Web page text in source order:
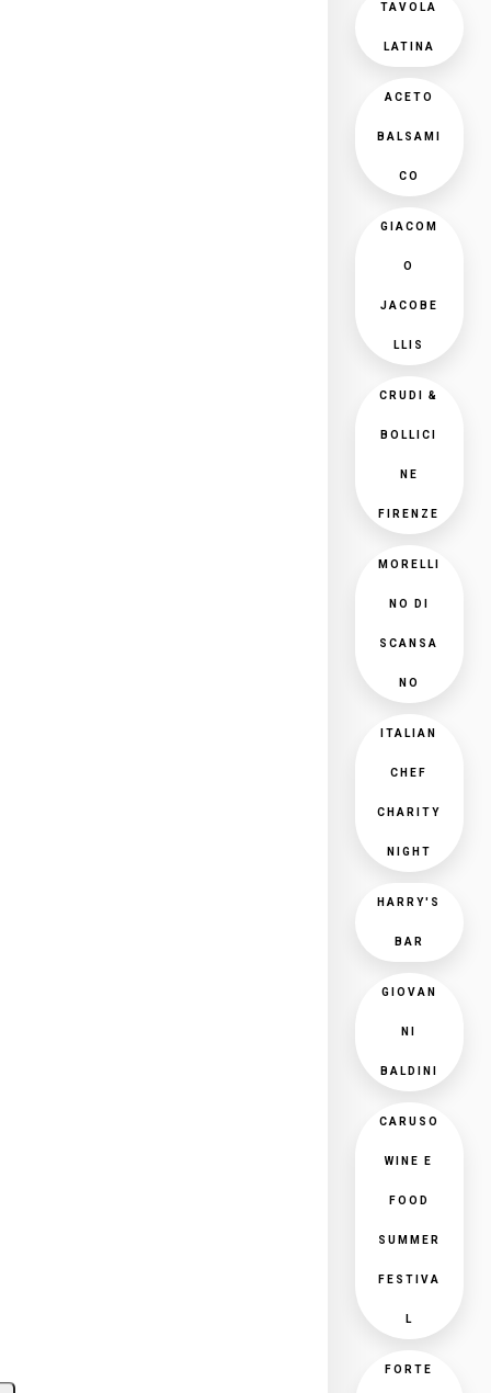
TAVOLA
LATINA
ACETO
BALSAMI
CO
GIACOM
O
JACOBE
LLIS
CRUDI &
BOLLICI
NE
FIRENZE
MORELLI
NO DI
SCANSA
NO
ITALIAN
CHEF
CHARITY
NIGHT
HARRY'S
BAR
GIOVAN
NI
BALDINI
CARUSO
WINE E
FOOD
SUMMER
FESTIVA
L
FORTE